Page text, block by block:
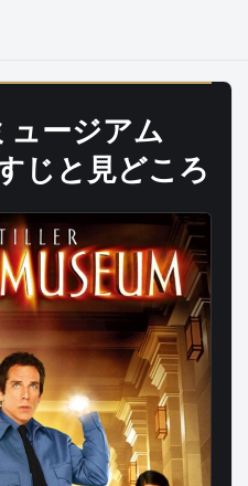
ュージアム
じと見どころ